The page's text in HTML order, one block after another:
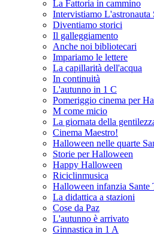
La Fattoria in cammino
Intervistiamo L'astronauta
Diventiamo storici
Il galleggiamento
Anche noi bibliotecari
Impariamo le lettere
La capillarità dell'acqua
In continuità
L'autunno in 1 C
Pomeriggio cinema per
M come micio
La giornata della
Cinema Maestro!
Halloween nelle quarte
Storie per Halloween
Happy Halloween
Riciclinmusica
Halloween infanzia Sante
La didattica a stazioni
Cose da Paz
L'autunno è arrivato
Ginnastica in 1 A